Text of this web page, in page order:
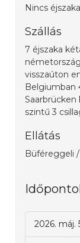
Nincs
Szállás
7 éjszaka
visszaúton
Belgiumban
szintű 3
Ellátás
Büféreggeli
2026. máj.